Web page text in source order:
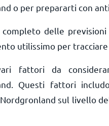
o per prepararti con
delle
utilissimo per
fattori da
Questi fattori
sul livello